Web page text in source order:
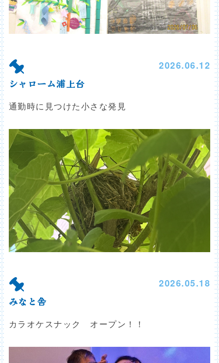
2026.06.12
シャローム浦上台
通勤時に見つけた小さな発見
2026.05.18
みなと舎
カラオケスナック オープン！！